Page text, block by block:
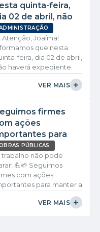
quinta-feira,
02 de abril, não
expediente.
Atenção, Joaíma!
que nesta
feira, dia 02 de abril,
haverá expediente
Pública
👉 Os serviços
seguem
garantindo
à
Contamos
a compreensão de
💚
VER MAIS
firmes
ações
para
a cidade
e bem
PÚBLICAS
trabalho não pode
💪🌱 Seguimos
com ações
para manter a
organizada e bem
✔️ Roçada e
VER MAIS